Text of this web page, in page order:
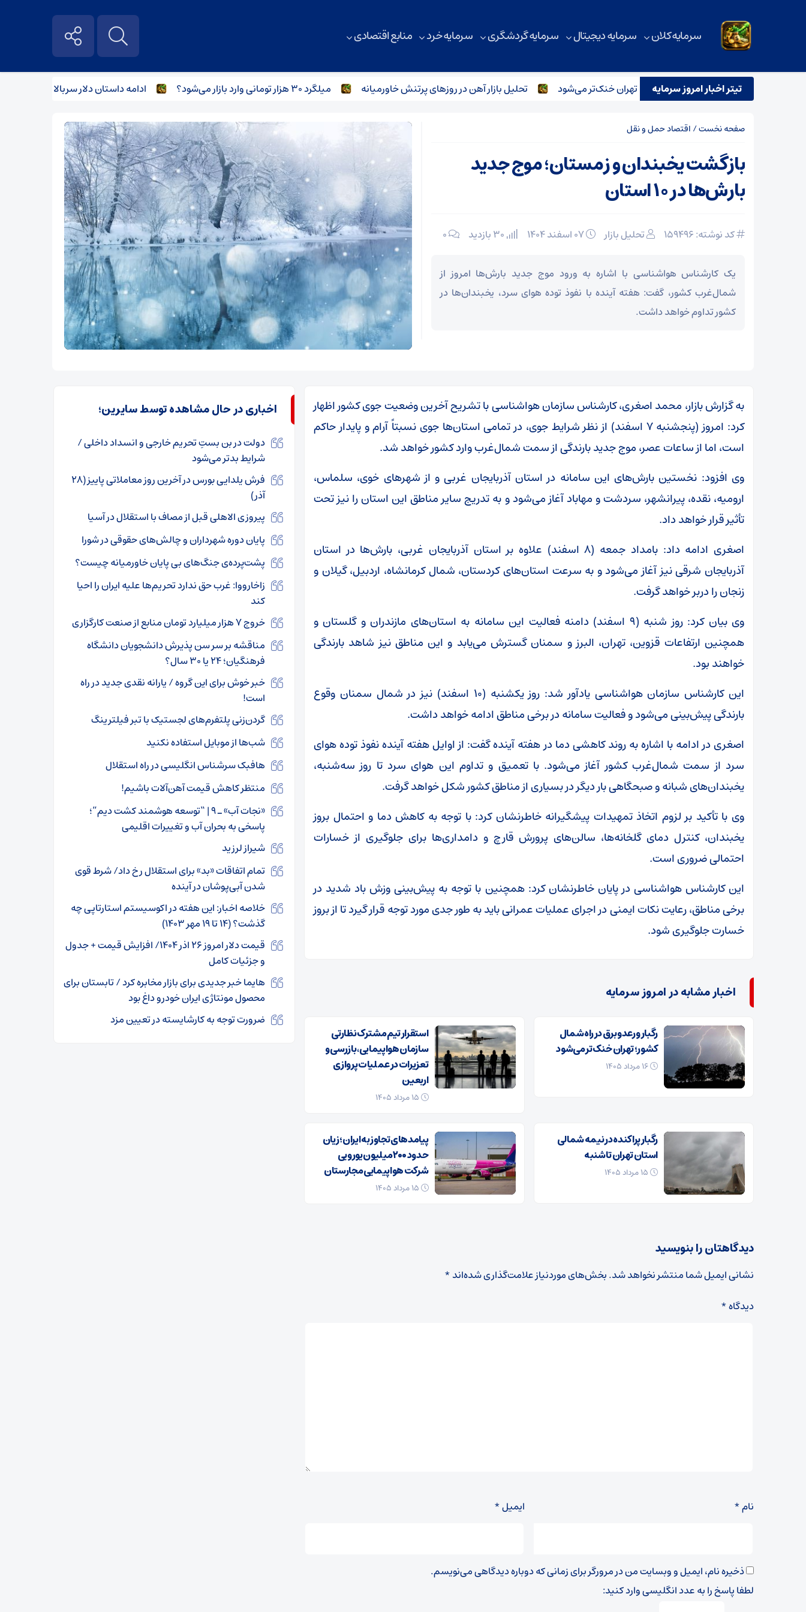
سرمایه کلان سرمایه دیجیتال سرمایه گردشگری سرمایه خرد منابع اقتصادی
تیتر اخبار امروز سرمایه
رگبار و رعدوبرق در راه شمال کشور؛ تهران خنک‌تر می‌شود تحلیل بازار آهن در روزهای پرتنش خاورمیانه میلگرد ۳۰ هزار تومانی وارد بازار می‌شود؟ ادامه داستان دلار سربالا و مسکن
صفحه نخست/ اقتصاد حمل و نقل
بازگشت یخبندان و زمستان؛ موج جدید
بارش‌ها در ۱۰ استان
کد نوشته: 159496 تحلیل بازار ۰
یک کارشناس هواشناسی با اشاره به ورود موج جدید بارش‌ها امروز از
شمال‌غرب کشور، گفت: هفته آینده با نفوذ توده هوای سرد، یخبندان‌ها در
کشور تداوم خواهد داشت.
به گزارش بازار، محمد اصغری، کارشناس سازمان هواشناسی با تشریح آخرین وضعیت جوی کشور اظهار
کرد: امروز (پنجشنبه ۷ اسفند) از نظر شرایط جوی، در تمامی استان‌ها جوی نسبتاً آرام و پایدار حاکم
است، اما از ساعات عصر، موج جدید بارندگی از سمت شمال‌غرب وارد کشور خواهد شد.
وی افزود: نخستین بارش‌های این سامانه در استان آذربایجان غربی و از شهرهای خوی، سلماس،
ارومیه، نقده، پیرانشهر، سردشت و مهاباد آغاز می‌شود و به تدریج سایر مناطق این استان را نیز تحت
تأثیر قرار خواهد داد.
اصغری ادامه داد: بامداد جمعه (۸ اسفند) علاوه بر استان آذربایجان غربی، بارش‌ها در استان
آذربایجان شرقی نیز آغاز می‌شود و به سرعت استان‌های کردستان، شمال کرمانشاه، اردبیل، گیلان و
زنجان را دربر خواهد گرفت.
وی بیان کرد: روز شنبه (۹ اسفند) دامنه فعالیت این سامانه به استان‌های مازندران و گلستان و
همچنین ارتفاعات قزوین، تهران، البرز و سمنان گسترش می‌یابد و این مناطق نیز شاهد بارندگی
خواهند بود.
این کارشناس سازمان هواشناسی یادآور شد: روز یکشنبه (۱۰ اسفند) نیز در شمال سمنان وقوع
بارندگی پیش‌بینی می‌شود و فعالیت سامانه در برخی مناطق ادامه خواهد داشت.
اصغری در ادامه با اشاره به روند کاهشی دما در هفته آینده گفت: از اوایل هفته آینده نفوذ توده هوای
سرد از سمت شمال‌غرب کشور آغاز می‌شود. با تعمیق و تداوم این هوای سرد تا روز سه‌شنبه،
یخبندان‌های شبانه و صبحگاهی بار دیگر در بسیاری از مناطق کشور شکل خواهد گرفت.
وی با تأکید بر لزوم اتخاذ تمهیدات پیشگیرانه خاطرنشان کرد: با توجه به کاهش دما و احتمال بروز
یخبندان، کنترل دمای گلخانه‌ها، سالن‌های پرورش قارچ و دامداری‌ها برای جلوگیری از خسارات
احتمالی ضروری است.
این کارشناس هواشناسی در پایان خاطرنشان کرد: همچنین با توجه به پیش‌بینی وزش باد شدید در
برخی مناطق، رعایت نکات ایمنی در اجرای عملیات عمرانی باید به طور جدی مورد توجه قرار گیرد تا از بروز
خسارت جلوگیری شود.
اخبار مشابه در امروز سرمایه
رگبار و رعدوبرق در راه شمال
کشور؛ تهران خنک‌تر می‌شود
استقرار تیم مشترک نظارتی
سازمان هواپیمایی، بازرسی و
تعزیرات در عملیات پروازی
اربعین
رگبار پراکنده در نیمه شمالی
استان تهران تا شنبه
پیامدهای تجاوز به ایران؛ زیان
حدود ۲۰۰ میلیون یورویی
شرکت هواپیمایی مجارستان
دیدگاهتان را بنویسید
نشانی ایمیل شما منتشر نخواهد شد.بخش‌های موردنیاز علامت‌گذاری شده‌اند*
دیدگاه*
نام* ایمیل*
ذخیره نام، ایمیل و وبسایت من در مرورگر برای زمانی که دوباره دیدگاهی می‌نویسم.
لطفا پاسخ را به عدد انگلیسی وارد کنید:
اخباری در حال مشاهده توسط سایرین؛
دولت در بن بستِ تحریم خارجی و انسداد داخلی /
شرایط بدتر می‌شود
فرش یلدایی بورس در آخرین روز معاملاتی پاییز (۲۸
آذر)
پیروزی الاهلی قبل از مصاف با استقلال در آسیا
پایان دوره شهرداران و چالش‌های حقوقی در شورا
پشت‌پرده‌ی جنگ‌های بی پایان خاورمیانه چیست؟
زاخارووا: غرب حق ندارد تحریم‌ها علیه ایران را احیا
کند
خروج ۷ هزار میلیارد تومان منابع از صنعت کارگزاری
مناقشه بر سر سن پذیرش دانشجویان دانشگاه
فرهنگیان؛ ۲۴ یا ۳۰ سال؟
خبر خوش برای این گروه / یارانه نقدی جدید در راه
است!
گردن‌زنی پلتفرم‌های لجستیک با تبر فیلترینگ
شب‌ها از موبایل استفاده نکنید
هافبک سرشناس انگلیسی در راه استقلال
منتظر کاهش قیمت آهن‌آلات باشیم!
«نجات آب» ـ ۹ | “توسعه هوشمند کشت دیم”؛
پاسخی به بحران آب و تغییرات اقلیمی
شیراز لرزید
تمام اتفاقات «بد» برای استقلال رخ داد/ شرط قوی
شدن آبی‌پوشان در آینده
خلاصه اخبار: این هفته در اکوسیستم استارتاپی چه
گذشت؟ (۱۴ تا ۱۹ مهر ۱۴۰۳)
قیمت دلار امروز ۲۶ اذر ۱۴۰۴/ افزایش قیمت + جدول
و جزئیات کامل
هایما خبر جدیدی برای بازار مخابره کرد / تابستان برای
محصول مونتاژی ایران خودرو داغ بود
ضرورت توجه به کارشایسته در تعیین مزد